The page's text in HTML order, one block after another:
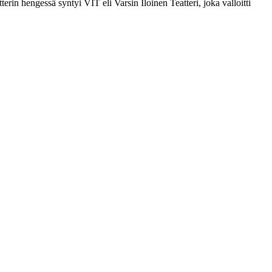
hengessä syntyi VIT eli Varsin Iloinen Teatteri, joka valloitti